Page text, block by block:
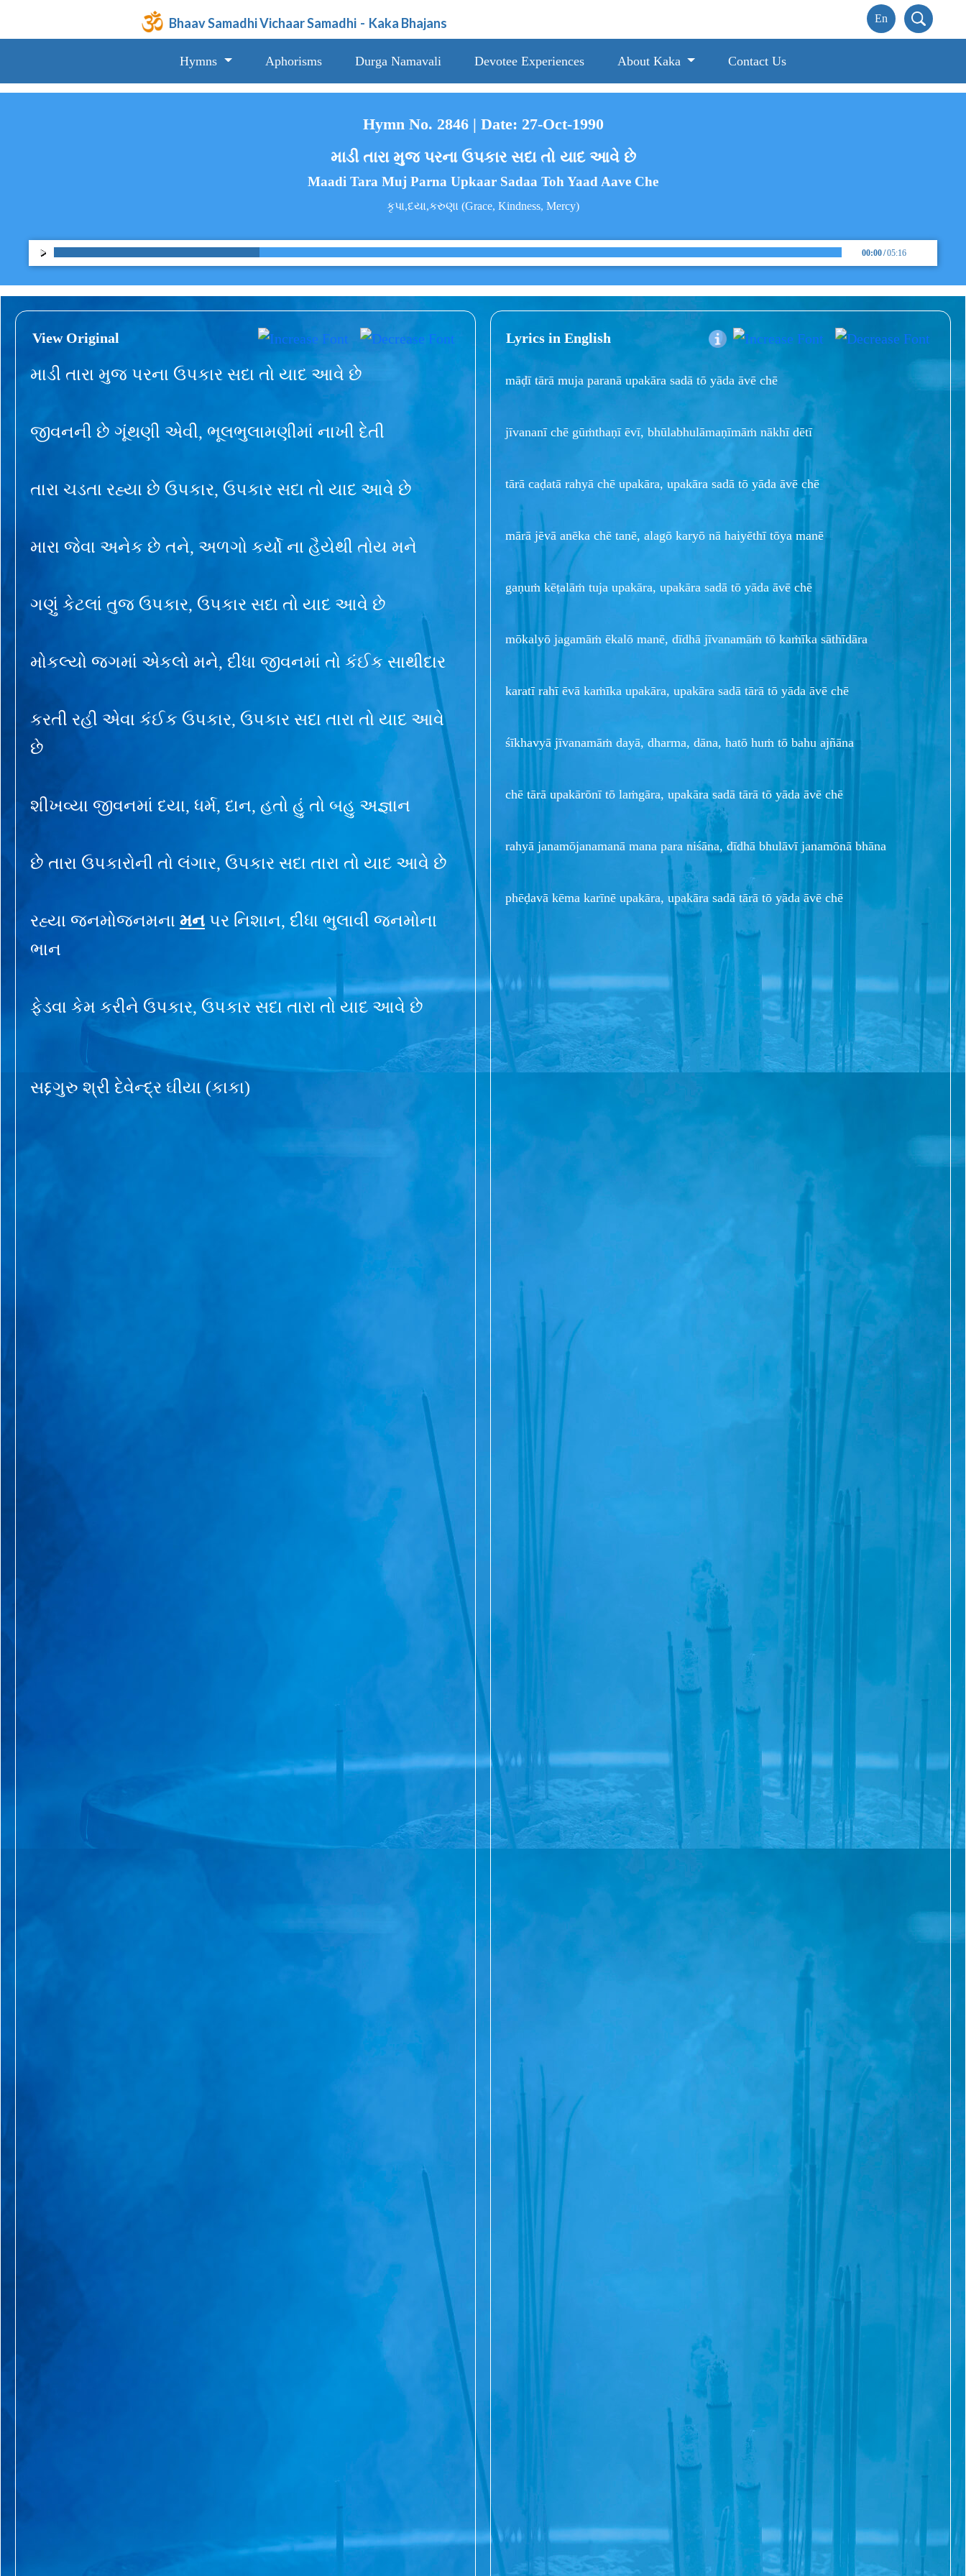
Bhaav Samadhi Vichaar Samadhi - Kaka Bhajans
Hymns Aphorisms Durga Namavali Devotee Experiences About Kaka Contact Us
Hymn No. 2846 | Date: 27-Oct-1990
માડી તારા મુજ પરના ઉપકાર સદા તો યાદ આવે છે
Maadi Tara Muj Parna Upkaar Sadaa Toh Yaad Aave Che
કૃપા,દયા,કરુણા (Grace, Kindness, Mercy)
00:00/05:16
View Original
માડી તારા મુજ પરના ઉપકાર સદા તો યાદ આવે છે
જીવનની છે ગૂંથણી એવી, ભૂલભુલામણીમાં નાખી દેતી
તારા ચડતા રહ્યા છે ઉપકાર, ઉપકાર સદા તો યાદ આવે છે
મારા જેવા અનેક છે તને, અળગો કર્યો ના હૈયેથી તોય મને
ગણું કેટલાં તુજ ઉપકાર, ઉપકાર સદા તો યાદ આવે છે
મોકલ્યો જગમાં એકલો મને, દીધા જીવનમાં તો કંઈક સાથીદાર
કરતી રહી એવા કંઈક ઉપકાર, ઉપકાર સદા તારા તો યાદ આવે
છે
શીખવ્યા જીવનમાં દયા, ધર્મ, દાન, હતો હું તો બહુ અજ્ઞાન
છે તારા ઉપકારોની તો લંગાર, ઉપકાર સદા તારા તો યાદ આવે છે
રહ્યા જનમોજનમના મન પર નિશાન, દીધા ભુલાવી જનમોના
ભાન
ફેડવા કેમ કરીને ઉપકાર, ઉપકાર સદા તારા તો યાદ આવે છે
સદ્દગુરુ શ્રી દેવેન્દ્ર ઘીયા (કાકા)
Lyrics in English
māḍī tārā muja paranā upakāra sadā tō yāda āvē chē
jīvananī chē gūṁthaṇī ēvī, bhūlabhulāmaṇīmāṁ nākhī dētī
tārā caḍatā rahyā chē upakāra, upakāra sadā tō yāda āvē chē
mārā jēvā anēka chē tanē, alagō karyō nā haiyēthī tōya manē
gaṇuṁ kēṭalāṁ tuja upakāra, upakāra sadā tō yāda āvē chē
mōkalyō jagamāṁ ēkalō manē, dīdhā jīvanamāṁ tō kaṁīka sāthīdāra
karatī rahī ēvā kaṁīka upakāra, upakāra sadā tārā tō yāda āvē chē
śīkhavyā jīvanamāṁ dayā, dharma, dāna, hatō huṁ tō bahu ajñāna
chē tārā upakārōnī tō laṁgāra, upakāra sadā tārā tō yāda āvē chē
rahyā janamōjanamanā mana para niśāna, dīdhā bhulāvī janamōnā bhāna
phēḍavā kēma karīnē upakāra, upakāra sadā tārā tō yāda āvē chē